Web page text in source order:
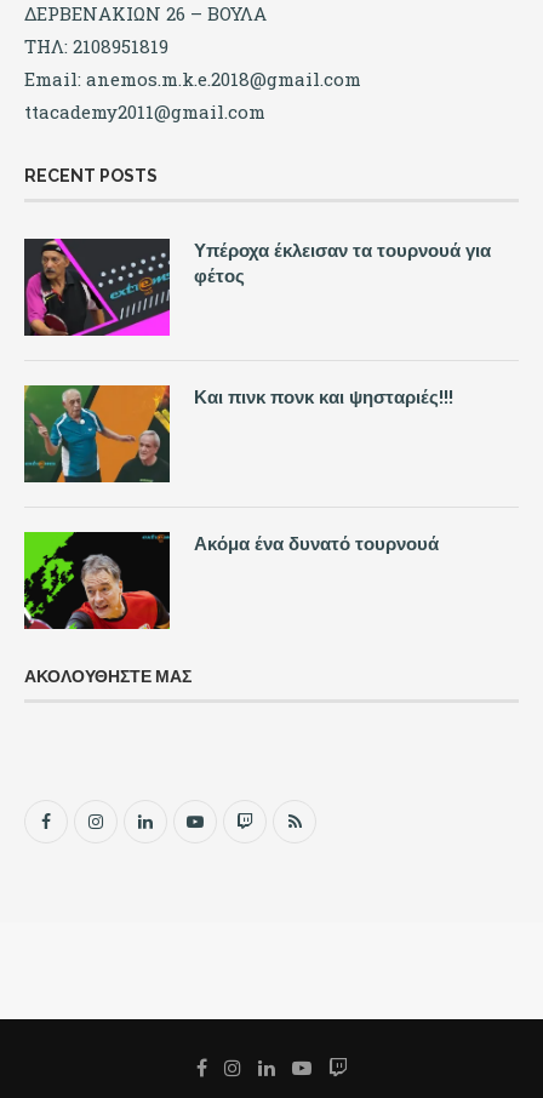
ΔΕΡΒΕΝΑΚΙΩΝ 26 – ΒΟΥΛΑ
ΤΗΛ: 2108951819
Email: anemos.m.k.e.2018@gmail.com
ttacademy2011@gmail.com
RECENT POSTS
Υπέροχα έκλεισαν τα τουρνουά για
φέτος
Και πινκ πονκ και ψησταριές!!!
Ακόμα ένα δυνατό τουρνουά
ΑΚΟΛΟΥΘΗΣΤΕ ΜΑΣ